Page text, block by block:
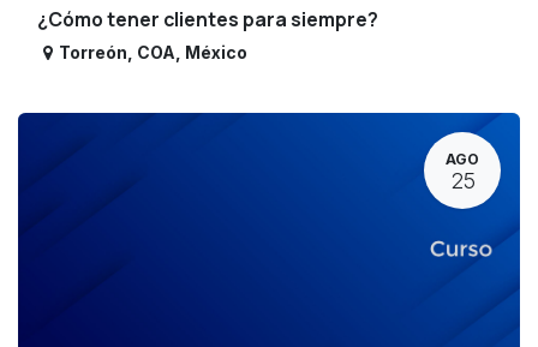
¿Cómo tener clientes para siempre?
Torreón COA México
AGO
25